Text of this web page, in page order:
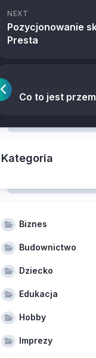
NEXT
Pozycjonowanie
Presta
Co to jest
Kategoria
Biznes
Budownictwo
Dziecko
Edukacja
Hobby
Imprezy